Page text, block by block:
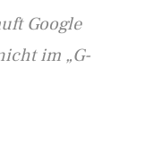
Google
im „G-